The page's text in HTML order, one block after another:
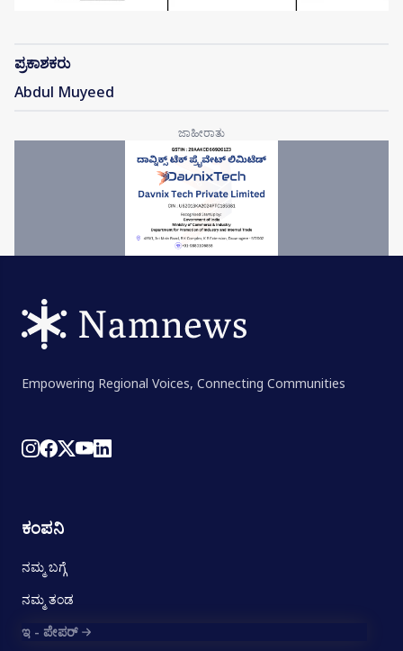
ಪ್ರಕಾಶಕರು
Abdul Muyeed
Empowering Regional Voices, Connecting Communities
ಕಂಪನಿ
ನಮ್ಮ ಬಗ್ಗೆ
ನಮ್ಮ ತಂಡ
ಇ - ಪೇಪರ್